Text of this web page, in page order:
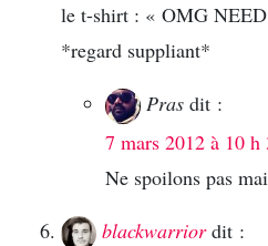
le t-shirt : « OMG
*regard suppliant*
Pras dit :
7 mars 2012 à 10
Ne spoilons pas
blackwarrior dit :